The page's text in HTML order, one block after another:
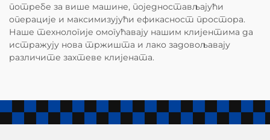
потребе за више машине, поједностављајући
операције и максимизујући ефикасност простора.
Наше технологије омогућавају нашим клијентима да
истражују нова тржишта и лако задовољавају
различите захтеве клијената.